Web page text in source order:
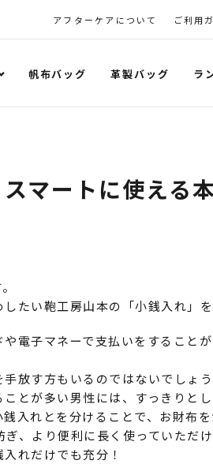
アフターケアについて ご利用
帆布バッグ 革製バッグ ラ
マートに使える
たい鞄工房山本の「小銭入れ」を
電子マネーで支払いをすること
放す方もいるのではないでしょう
とが多い男性には、すっきりと
入れとを分けることで、お財布
、より便利に長く使っていただ
れだけでも充分！